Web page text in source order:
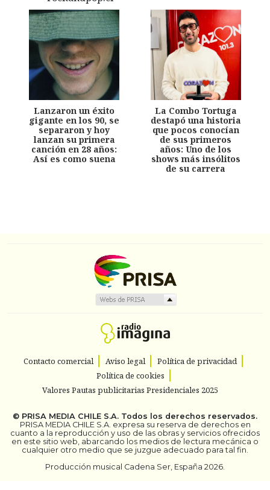
Lanzaron un éxito
gigante en los 90, se
separaron y hoy
lanzan su primera
canción en 28 años:
Así es como suena
La Combo Tortuga
destapó una historia
que pocos conocían
de sus primeros
años: Uno de los
shows más insólitos
de su carrera
Contacto comercial Aviso legal
Política de privacidad
Política de cookies
Valores Pautas publicitarias Presidenciales 2025
© PRISA MEDIA CHILE S.A. Todos los derechos reservados.
PRISA MEDIA CHILE S.A. expresa su reserva de derechos en
cuanto a la reproducción y uso de las obras y servicios ofrecidos
en este sitio web, abarcando los medios de lectura mecánica o
cualquier otro medio que se juzgue adecuado para tal fin.
Producción musical Cadena Ser, España 2026.